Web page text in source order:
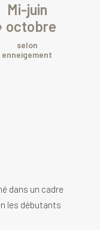
Mi-juin
octobre
selon
enneigement
dans un cadre
les débutants